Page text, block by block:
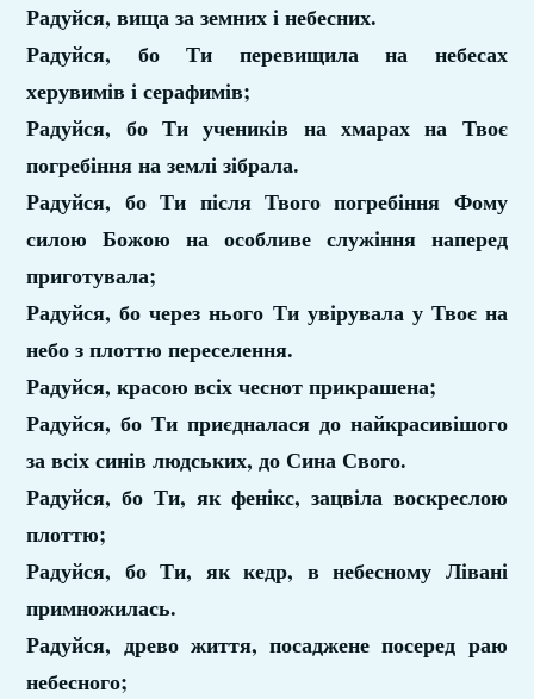
Радуйся, вища за земних і небесних.
Радуйся, бо Ти перевищила на небесах
херувимів і серафимів;
Радуйся, бо Ти учеників на хмарах на Твоє
погребіння на землі зібрала.
Радуйся, бо Ти після Твого погребіння Фому
силою Божою на особливе служіння наперед
приготувала;
Радуйся, бо через нього Ти увірувала у Твоє на
небо з плоттю переселення.
Радуйся, красою всіх чеснот прикрашена;
Радуйся, бо Ти приєдналася до найкрасивішого
за всіх синів людських, до Сина Свого.
Радуйся, бо Ти, як фенікс, зацвіла воскреслою
плоттю;
Радуйся, бо Ти, як кедр, в небесному Лівані
примножилась.
Радуйся, древо життя, посаджене посеред раю
небесного;